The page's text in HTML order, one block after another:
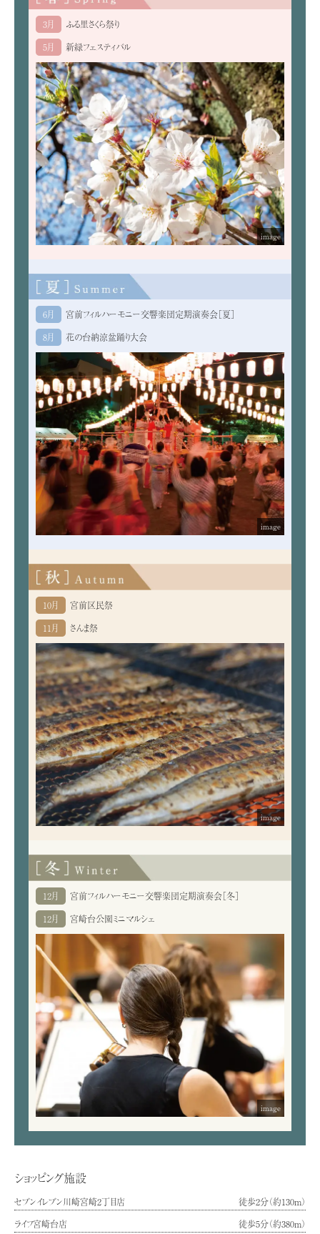
3月
ふる里さくら祭り
5月
新緑フェスティバル
image
6月
宮前フィルハーモニー交響楽団定期演奏会［夏］
8月
花の台納涼盆踊り大会
image
10月
宮前区民祭
11月
さんま祭
image
12月
宮前フィルハーモニー交響楽団定期演奏会［冬］
12月
宮崎台公園ミニマルシェ
image
ショッピング施設
セブンイレブン川崎宮崎2丁目店
徒歩2分（約130m）
ライフ宮崎台店
徒歩5分（約380m）